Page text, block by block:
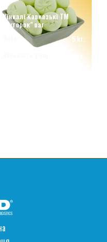
Хінкалі Кавказькі ТМ
"Хуторок" ваг
5 kг.
1 шт.